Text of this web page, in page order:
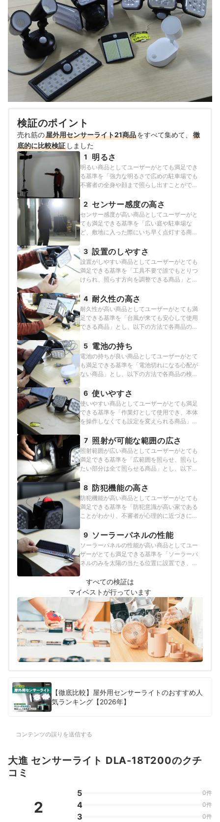
検証のポイント
売れ筋の屋外用センサーライト21商品をすべて集めて、
徹
底的に比較検証 しました
1
明るさ
明るい商品としてユーザーがとても満足でき
る基準を「強力な明るさで広めの駐車場でも
不審者の全身や顔まで照らし出すことができ
行いました。
2 センサー感度の高さ
センサー感度が高い商品としてユーザーがと
ても満足できる基準を「広い庭や駐車場な
ど、敷地に入った際にいち早く点灯する商
ました。
3 設置のしやすさ
設置がしやすい商品としてユーザーがとても
満足できる基準を「工具不要で誰でもとりつ
けられ、照らす方向を調整できる商品」と
た。
4 耐久性の高さ
耐久性が高い商品としてユーザーがとても満
足できる基準を「台風が来ても安心して使用
できる商品」とし、以下の方法で各商品の検
5 電池の持ち
電池の持ちが良い商品としてユーザーがとて
も満足できる基準を「電池切れになる心配が
ない商品」とし、以下の方法で各商品の検証
6 使いやすさ
使いやすい商品としてユーザーがとても満足
できる基準を「作業灯として使用でき、本体
を操作しなくても設定を変えられる商品」と
た。
7 照射が可能な範囲の広さ
照射範囲が広い商品としてユーザーがとても
満足できる基準を「広範囲を照らせ、照らし
たい部分は全て照らせる商品」とし、以下の
8 防犯機能の高さ
防犯機能が高い商品としてユーザーがとても
満足できる基準を「防犯意識が高い家である
ことがわかり、不審者が心理的に近づきにく
行いました。
9 ソーラーパネルの性能
ソーラーパネルの性能が高い商品としてユー
ザーがとても満足できる基準を「ソーラーパ
ネルのみを太陽の当たる位置に設置でき、電
で各商品の検証を行いました。
すべての検証は
マイベストが行っています
【徹底比較】屋外用センサーライトのおすすめ人
気ランキング【2026年】
コンテンツの誤りを送信する
大進 センサーライト DLA-18T200のクチ
コミ
2
5 0件
4 0件
3 0件